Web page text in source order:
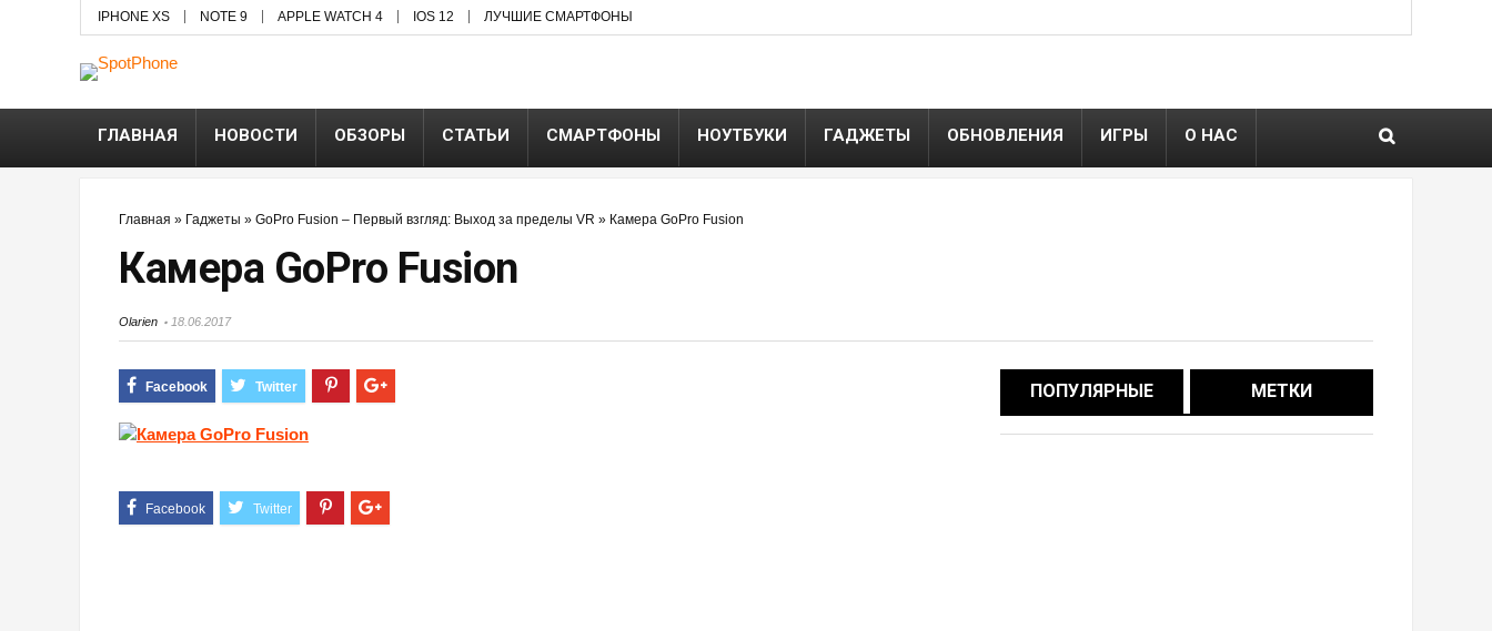
IPHONE XS NOTE 9 APPLE WATCH 4 IOS 12 ЛУЧШИЕ СМАРТФОНЫ
ГЛАВНАЯ НОВОСТИ ОБЗОРЫ СТАТЬИ СМАРТФОНЫ НОУТБУКИ ГАДЖЕТЫ ОБНОВЛЕНИЯ ИГРЫ О НАС
Главная » Гаджеты » GoPro Fusion – Первый взгляд: Выход за пределы VR » Камера GoPro Fusion
Камера GoPro Fusion
Olarien 18.06.2017
ПОПУЛЯРНЫЕ МЕТКИ